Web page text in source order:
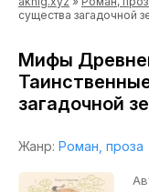
существа загадочной
Мифы
загадочной
Жанр: Роман, проза